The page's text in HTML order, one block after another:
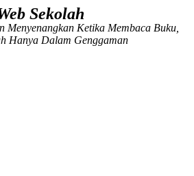
Sekolah
Menyenangkan Ketika Membaca Buku,
Hanya Dalam Genggaman